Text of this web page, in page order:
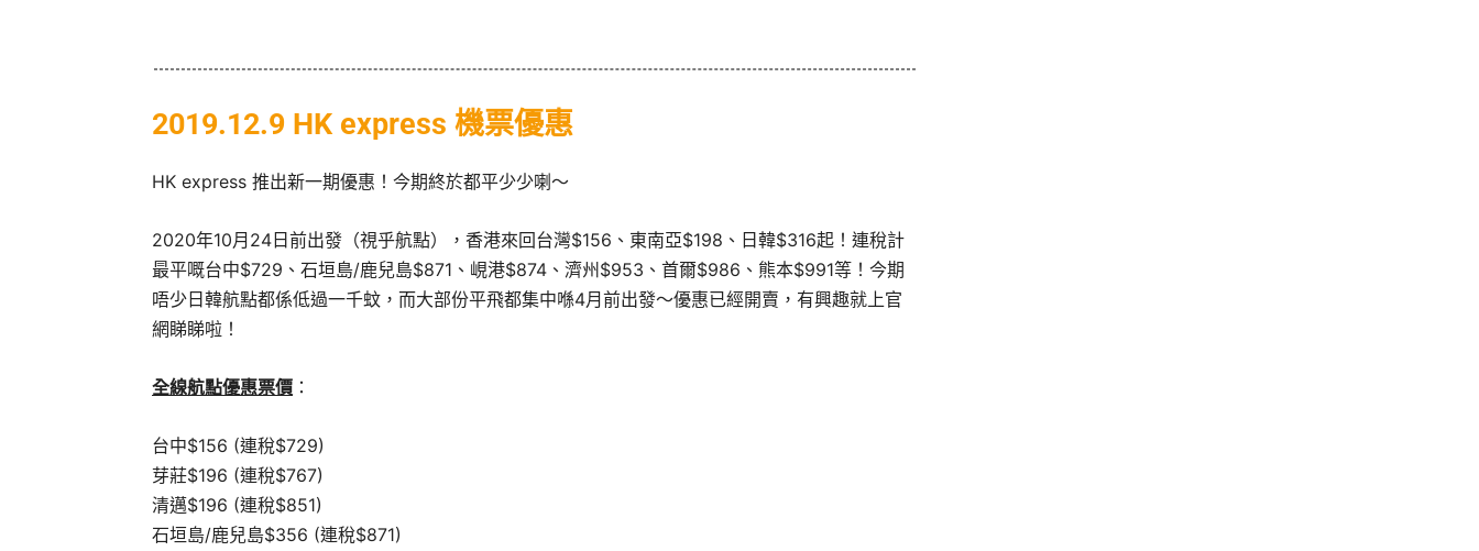
2019.12.9 HK express 機票優惠
HK express 推出新一期優惠！今期終於都平少少喇～
2020年10月24日前出發（視乎航點），香港來回台灣$156、東南亞$198、日韓$316起！連稅計
最平嘅台中$729、石垣島/鹿兒島$871 、峴港$874、濟州$953、首爾$986、 熊本$991等！今期
唔少日韓航點都係低過一千蚊，而大部份平飛都集中喺4月前出發～優惠已經開賣，有興趣就上官
網睇睇啦！
全線航點優惠票價 ：
台中$156 (連稅$729)
芽莊$196 (連稅$767)
清邁$196 (連稅$851)
石垣島/鹿兒島$356 (連稅$871)